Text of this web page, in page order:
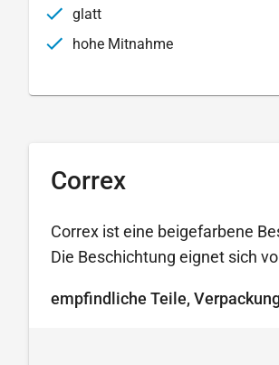
glatt
hohe Mitnahme
Correx
Correx ist eine beigefarbene
Die Beschichtung eignet sich
empfindliche Teile,